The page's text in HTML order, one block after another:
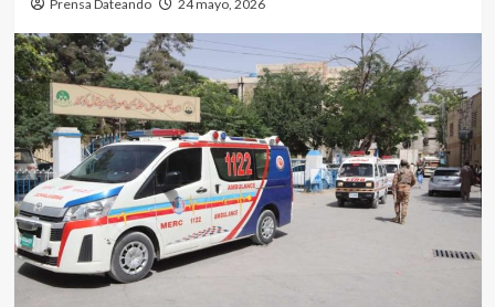
Prensa Dateando 24 mayo, 2026